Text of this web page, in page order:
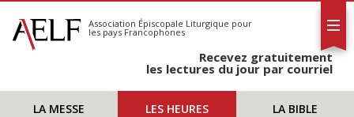
S'abonner
Calendrier
Association Épiscopale Liturgique pour
les pays Francophones
Recevez gratuitement
les lectures du jour par courriel
LA MESSE LES HEURES LA BIBLE